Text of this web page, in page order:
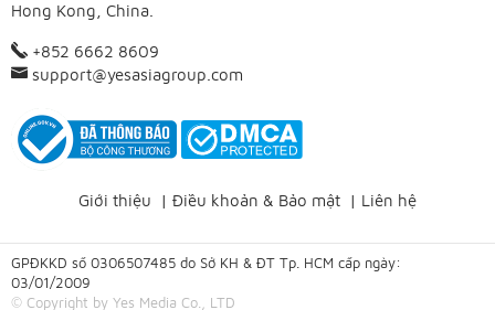
Hong Kong, China.
+852 6662 8609
support@yesasiagroup.com
Giới thiệu | Điều khoản & Bảo mật | Liên hệ
GPĐKKD số 0306507485 do Sở KH & ĐT Tp. HCM cấp ngày:
03/01/2009
© Copyright by Yes Media Co., LTD